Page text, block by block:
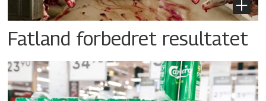
Fatland forbedret resultatet